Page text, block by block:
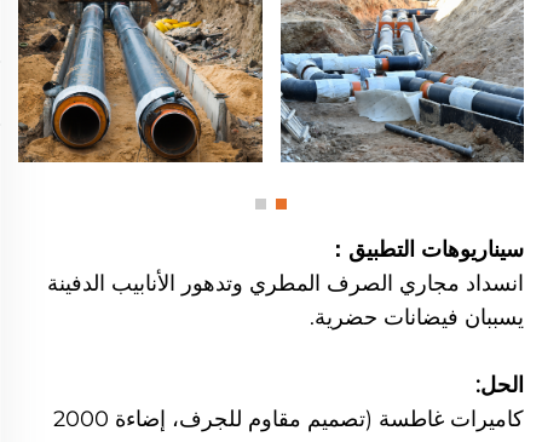
سيناريوهات التطبيق：
انسداد مجاري الصرف المطري وتدهور الأنابيب الدفينة
يسببان فيضانات حضرية.
الحل:
كاميرات غاطسة (تصميم مقاوم للجرف، إضاءة 2000